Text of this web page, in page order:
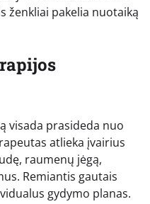
ženkliai pakelia nuotaiką
visada prasideda nuo
atlieka įvairius
raumenų jėgą,
Remiantis gautais
gydymo planas.